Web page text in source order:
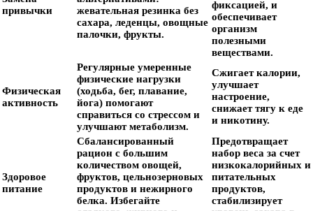
привычки
жевательная резинка без
сахара, леденцы, овощные
палочки, фрукты.
фиксацией, и
обеспечивает
организм
полезными
веществами.
Физическая
активность
Регулярные умеренные
физические нагрузки
(ходьба, бег, плавание,
йога) помогают
справиться со стрессом и
улучшают метаболизм.
Сжигает калории,
улучшает
настроение,
снижает тягу к еде
и никотину.
Здоровое
питание
Сбалансированный
рацион с большим
количеством овощей,
фруктов, цельнозерновых
продуктов и нежирного
белка. Избегайте
Предотвращает
набор веса за счет
низкокалорийных и
питательных
продуктов,
стабилизирует